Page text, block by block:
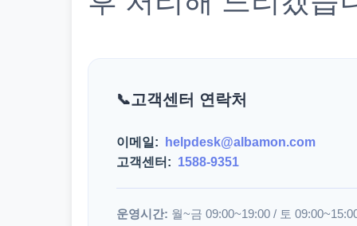
고객센터 연락처
이메일:
helpdesk@albamon.com
고객센터: 1588-9351
운영시간: 월~금 09:00~19:00 / 토